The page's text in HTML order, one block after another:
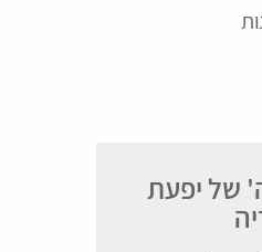
הזדמנות עסקית
גלה עוד
של יפעת